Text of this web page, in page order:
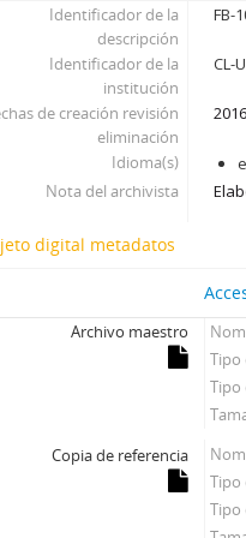
Identificador de la
descripción
FB-
Identificador de la
institución
CL-
de creación revisión
eliminación
Idioma(s)
Nota del archivista
digital metadatos
Archivo maestro
Tipo
Tipo
Copia de referencia
Tipo
Tipo